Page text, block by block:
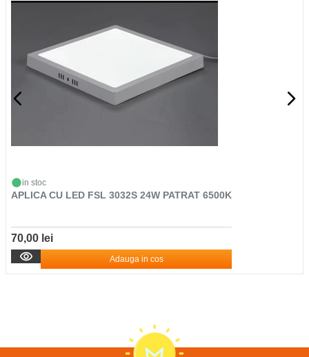
in stoc
APLICA CU LED FSL 3032S 24W PATRAT 6500K
70,00 lei
Adauga in cos